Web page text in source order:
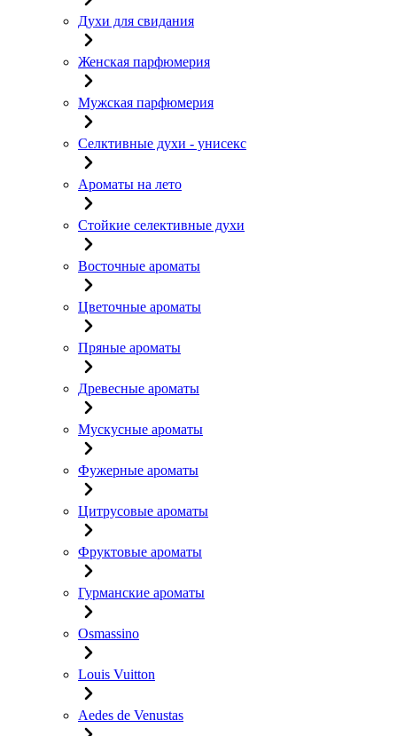
Духи для свидания
Женская парфюмерия
Мужская парфюмерия
Селктивные духи - унисекс
Ароматы на лето
Стойкие селективные духи
Восточные ароматы
Цветочные ароматы
Пряные ароматы
Древесные ароматы
Мускусные ароматы
Фужерные ароматы
Цитрусовые ароматы
Фруктовые ароматы
Гурманские ароматы
Osmassino
Louis Vuitton
Aedes de Venustas